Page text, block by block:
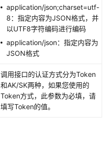
application/json;charset=utf-
8：指定内容为JSON格式，并
以UTF8字符编码进行编码
application/json：指定内容为
JSON格式
调用接口的认证方式分为Token
和AK/SK两种，如果您使用的
Token方式，此参数为必填，请
填写Token的值。